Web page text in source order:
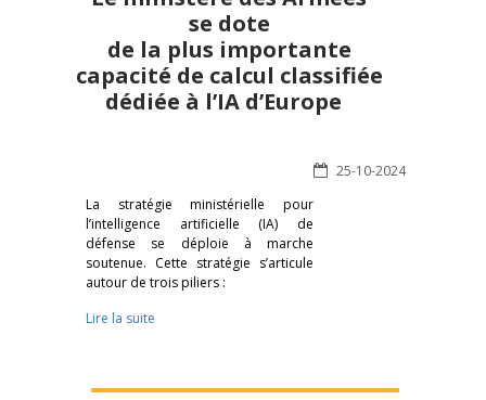
se dote
de la plus importante
capacité de calcul classifiée
dédiée à l’IA d’Europe
25-10-2024
La stratégie ministérielle pour
l’intelligence artificielle (IA) de
défense se déploie à marche
soutenue. Cette stratégie s’articule
autour de trois piliers :
Lire la suite